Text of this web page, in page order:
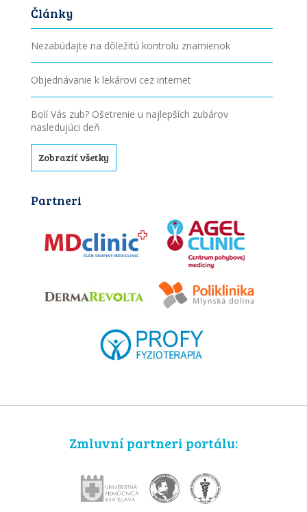
Články
Nezabúdajte na dôležitú kontrolu znamienok
Objednávanie k lekárovi cez internet
Bolí Vás zub? Ošetrenie u najlepších zubárov
nasledujúci deň
Zobraziť všetky
Partneri
Zmluvní partneri portálu: